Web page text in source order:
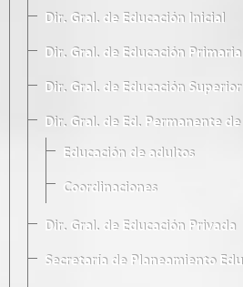
Dir. Gral. de Educación Inicial
Dir. Gral. de Educación Primaria
Dir. Gral. de Educación Superior
Dir. Gral. de Ed. Permanente
Educación de adultos
Coordinaciones
Dir. Gral. de Educación Privada
Secretaría de Planeamiento